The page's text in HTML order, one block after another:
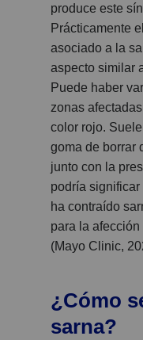
produce este
Prácticamente
asociado a la
aspecto similar
Puede haber
zonas
color rojo.
goma de borrar
junto con la
podría
ha contraído
para la
(Mayo Clinic,
¿Cómo
sarna?